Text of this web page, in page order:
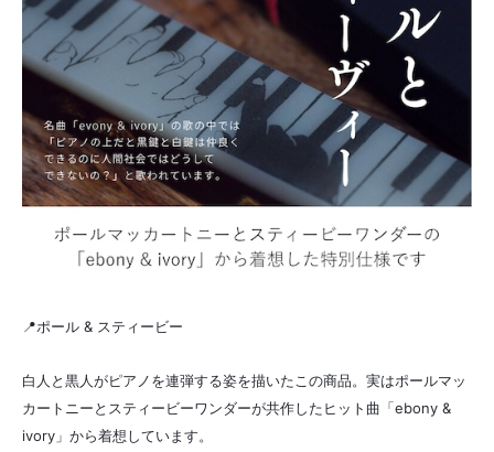
📍ポール & スティービー
白人と黒人がピアノを連弾する姿を描いたこの商品。実はポールマッ
カートニーとスティービーワンダーが共作したヒット曲「ebony &
ivory」から着想しています。